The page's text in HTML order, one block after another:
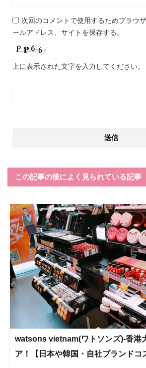
次回のコメントで使用するためブラウ
ールアドレス、サイトを保存する。
上に表示された文字を入力してください。
この記事の後によく見られている記事
watsons vietnam(ワトソンズ)-香港
ア！【日本や韓国・自社ブランドコ